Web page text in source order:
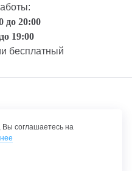
до 20:00
19:00
бесплатный
и обслуживание автомобилей.
Вы соглашаетесь на